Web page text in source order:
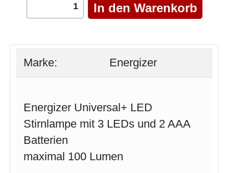
Marke: Energizer
Energizer Universal+ LED
Stirnlampe mit 3 LEDs und 2 AAA
Batterien
maximal 100 Lumen